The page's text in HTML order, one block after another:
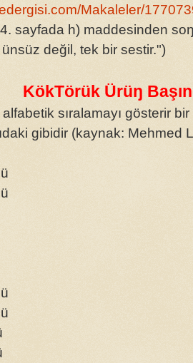
Makaleler/
sayfada h) maddesinden
değil, tek bir sestir.")
KökTörük Ürüŋ
sıralamayı gösterir
gibidir (kaynak: Mehmed